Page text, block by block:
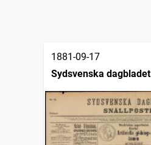
1881-09-17
Sydsvenska dagbladet